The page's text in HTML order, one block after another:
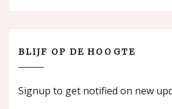
BLIJF OP DE HOOGTE